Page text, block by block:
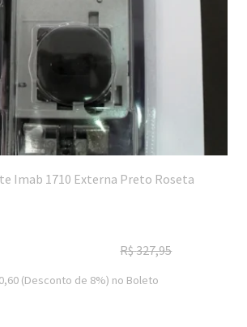
Imab 1710 Externa Preto Roseta
R$327,95
(Desconto de 8%) no Boleto